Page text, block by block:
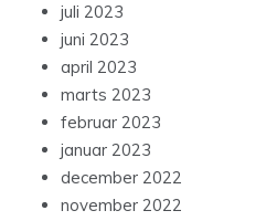
juli 2023
juni 2023
april 2023
marts 2023
februar 2023
januar 2023
december 2022
november 2022